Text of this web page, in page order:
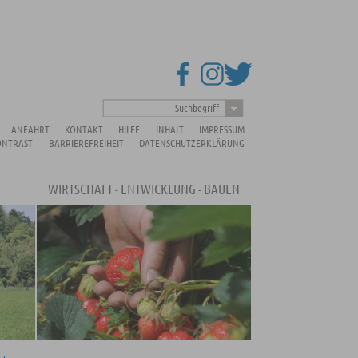
Suchbegriff
IMPRESSUM
INHALT
HILFE
KONTAKT
ANFAHRT
DATENSCHUTZERKLÄRUNG
BARRIEREFREIHEIT
WIRTSCHAFT - ENTWICKLUNG - BAUEN